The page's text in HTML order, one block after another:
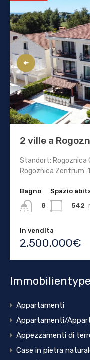
2 ville a
Standort: Rogoznica
Rogoznica Zentrum:
Bagno
8
Spazio
542
In vendita
2.500.000€
Appartamenti
Appartamenti/
Appezzamenti di
Case in pietra